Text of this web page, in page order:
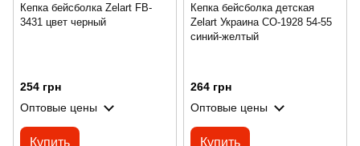
Кепка бейсболка Zelart FB-
3431 цвет черный
254 грн
Оптовые цены
Купить
Кепка бейсболка детская
Zelart Украина CO-1928 54-55
синий-желтый
264 грн
Оптовые цены
Купить